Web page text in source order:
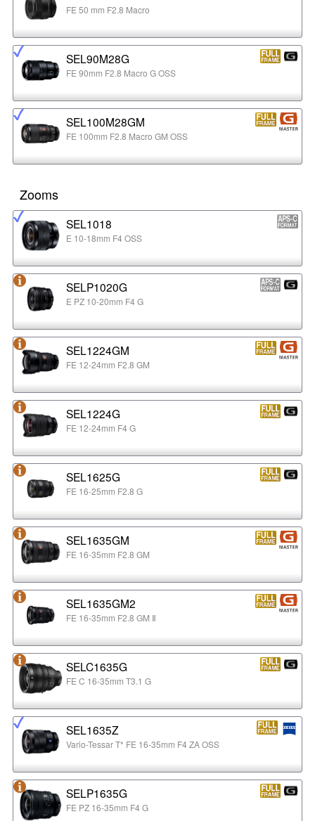
FE 50 mm F2.8 Macro
SEL90M28G
FE 90mm F2.8 Macro G OSS
SEL100M28GM
FE 100mm F2.8 Macro GM OSS
Zooms
SEL1018
E 10-18mm F4 OSS
SELP1020G
E PZ 10-20mm F4 G
SEL1224GM
FE 12-24mm F2.8 GM
SEL1224G
FE 12-24mm F4 G
SEL1625G
FE 16-25mm F2.8 G
SEL1635GM
FE 16-35mm F2.8 GM
SEL1635GM2
FE 16-35mm F2.8 GM Ⅱ
SELC1635G
FE C 16-35mm T3.1 G
SEL1635Z
Vario-Tessar T* FE 16-35mm F4 ZA OSS
SELP1635G
FE PZ 16-35mm F4 G